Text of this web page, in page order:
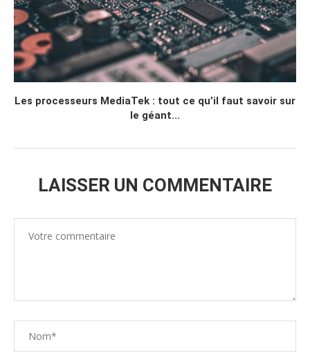
Les processeurs MediaTek : tout ce qu’il faut savoir sur
le géant...
LAISSER UN COMMENTAIRE